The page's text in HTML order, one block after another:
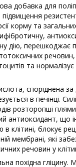
добавка для
підвищення
корму та
дію, перешкоджає
та
споріднена за
в печінці.
розторопші
антиоксидант, що
клітині, блокує
мембрані, які
речовин у
похідна гліцину.